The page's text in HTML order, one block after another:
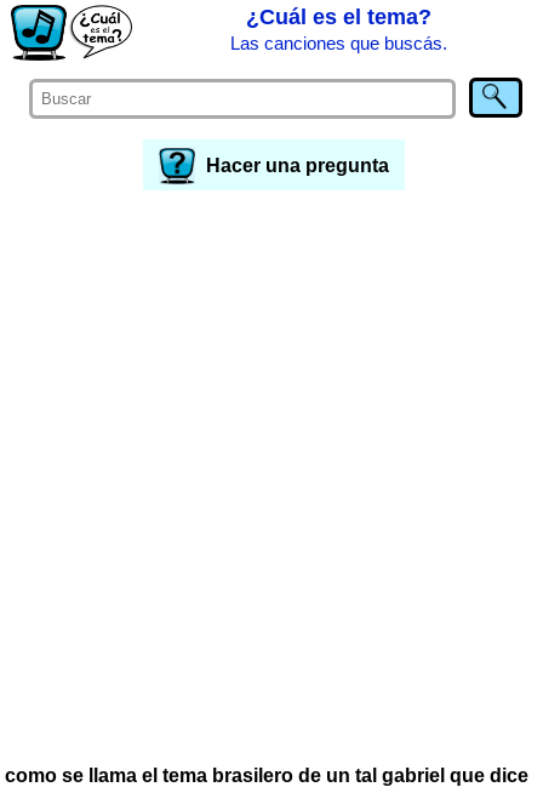
¿Cuál es el tema?
Las canciones que buscás.
Hacer una pregunta
como se llama el tema brasilero de un tal gabriel que dice